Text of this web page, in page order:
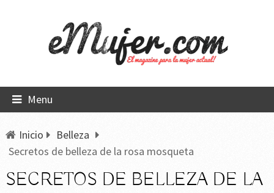
Menu
Inicio
Belleza
Secretos de belleza de la rosa mosqueta
SECRETOS DE BELLEZA DE LA